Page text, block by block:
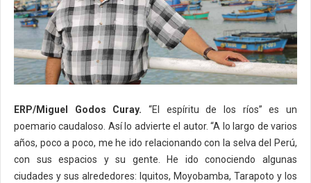
ERP/Miguel Godos Curay. “El espíritu de los ríos” es un
poemario caudaloso. Así lo advierte el autor. “A lo largo de varios
años, poco a poco, me he ido relacionando con la selva del Perú,
con sus espacios y su gente. He ido conociendo algunas
ciudades y sus alrededores: Iquitos, Moyobamba, Tarapoto y los